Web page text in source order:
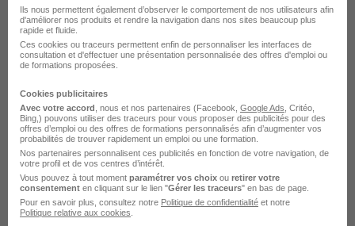
Aide de Vie H/F
Croix-Rouge française
Givet - 08 CDD 2 064,03 - 2 285,50 € / mois
Voir l’offre
il y a 28 jours
Auxiliaire de Vie Sociale H/F
Croix-Rouge française
Calais - 62 CDI
Ils nous permettent également d’observer le comportement de nos utilisateurs afin
d'améliorer nos produits et rendre la navigation dans nos sites beaucoup plus
rapide et fluide.
Ces cookies ou traceurs permettent enfin de personnaliser les interfaces de
consultation et d'effectuer une présentation personnalisée des offres d'emploi ou
de formations proposées.
Cookies publicitaires
Avec votre accord , nous et nos partenaires (Facebook, Google Ads , Critéo,
Bing,) pouvons utiliser des traceurs pour vous proposer des publicités pour des
offres d’emploi ou des offres de formations personnalisés afin d’augmenter vos
probabilités de trouver rapidement un emploi ou une formation.
Nos partenaires personnalisent ces publicités en fonction de votre navigation, de
votre profil et de vos centres d’intérêt.
Vous pouvez à tout moment paramétrer vos choix ou retirer votre
consentement en cliquant sur le lien "Gérer les traceurs" en bas de page.
Pour en savoir plus, consultez notre Politique de confidentialité et notre
Politique relative aux cookies